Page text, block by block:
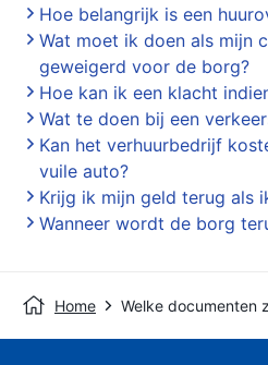
Hoe belangrijk is een
Wat moet ik doen als mijn
geweigerd voor de borg?
Hoe kan ik een klacht
Wat te doen bij een
Kan het verhuurbedrijf
vuile auto?
Krijg ik mijn geld terug als
Wanneer wordt de borg
Home Welke documenten